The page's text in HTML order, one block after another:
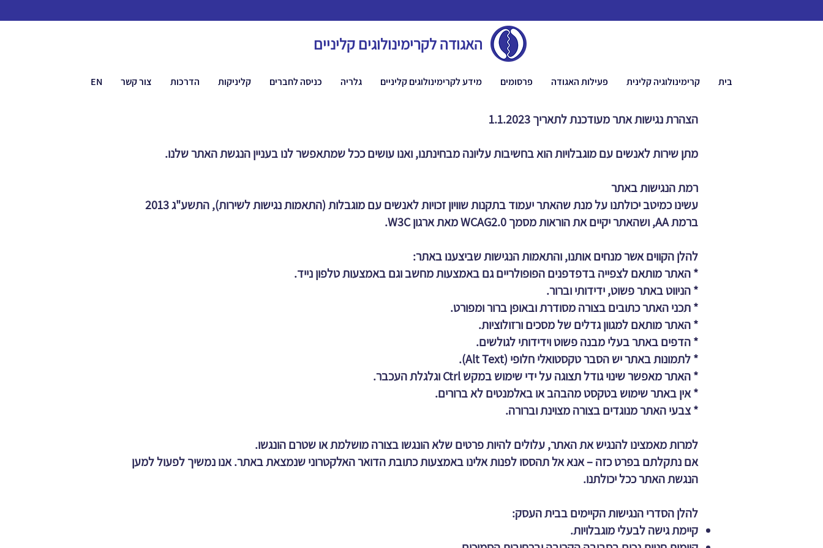
האגודה לקרימינולוגים קליניים
בית קרימינולוגיה קלינית פעילות האגודה פרסומים מידע לקרימינולוגים קליניים גלריה כניסה לחברים קליניקות הדרכות צור קשר EN
הצהרת נגישות אתר מעודכנת לתאריך 1.1.2023
מתן שירות לאנשים עם מוגבלויות הוא בחשיבות עליונה מבחינתנו, ואנו עושים ככל שמתאפשר לנו בעניין הנגשת האתר שלנו.
רמת הנגישות באתר
עשינו כמיטב יכולתנו על מנת שהאתר יעמוד בתקנות שוויון זכויות לאנשים עם מוגבלות (התאמות נגישות לשירות), התשע"ג 2013
ברמת AA, ושהאתר יקיים את הוראות מסמך WCAG2.0 מאת ארגון W3C.
​להלן הקווים אשר מנחים אותנו, והתאמות הנגישות שביצענו באתר:
* האתר מותאם לצפייה בדפדפנים הפופולריים גם באמצעות מחשב וגם באמצעות טלפון נייד.
* הניווט באתר פשוט, ידידותי וברור.
* תכני האתר כתובים בצורה מסודרת ובאופן ברור ומפורט.
* האתר מותאם למגוון גדלים של מסכים ורזולוציות.
* הדפים באתר בעלי מבנה פשוט וידידותי לגולשים.
* לתמונות באתר יש הסבר טקסטואלי חלופי (Alt Text).
* האתר מאפשר שינוי גודל תצוגה על ידי שימוש במקש Ctrl וגלגלת העכבר.
* אין באתר שימוש בטקסט מהבהב או באלמנטים לא ברורים.
* צבעי האתר מנוגדים בצורה מצוינת וברורה.
למרות מאמצינו להנגיש את האתר, עלולים להיות פרטים שלא הונגשו בצורה מושלמת או שטרם הונגשו.
אם נתקלתם בפרט כזה – אנא אל תהססו לפנות אלינו באמצעות כתובת הדואר האלקטרוני שנמצאת באתר. אנו נמשיך לפעול למען
הנגשת האתר ככל יכולתנו.
להלן הסדרי הנגישות הקיימים בבית העסק:
קיימת גישה לבעלי מוגבלויות.